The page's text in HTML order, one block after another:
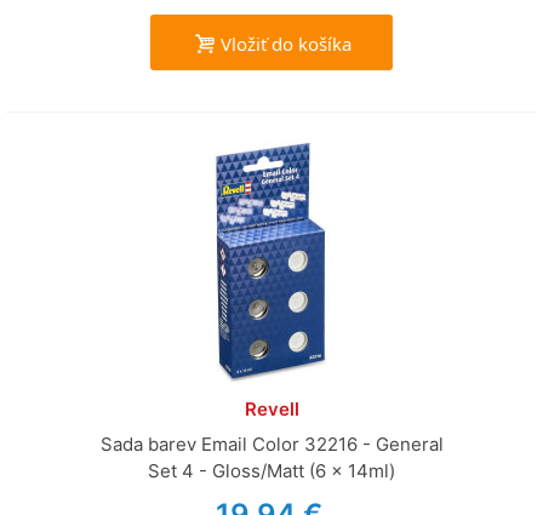
Vložiť do košíka
Revell
Sada barev Email Color 32216 - General
Set 4 - Gloss/Matt (6 x 14ml)